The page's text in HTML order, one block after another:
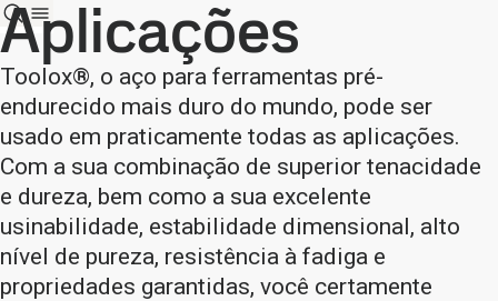
Aplicações
Toolox®, o aço para ferramentas pré-
endurecido mais duro do mundo, pode ser
usado em praticamente todas as aplicações.
Com a sua combinação de superior tenacidade
e dureza, bem como a sua excelente
usinabilidade, estabilidade dimensional, alto
nível de pureza, resistência à fadiga e
propriedades garantidas, você certamente